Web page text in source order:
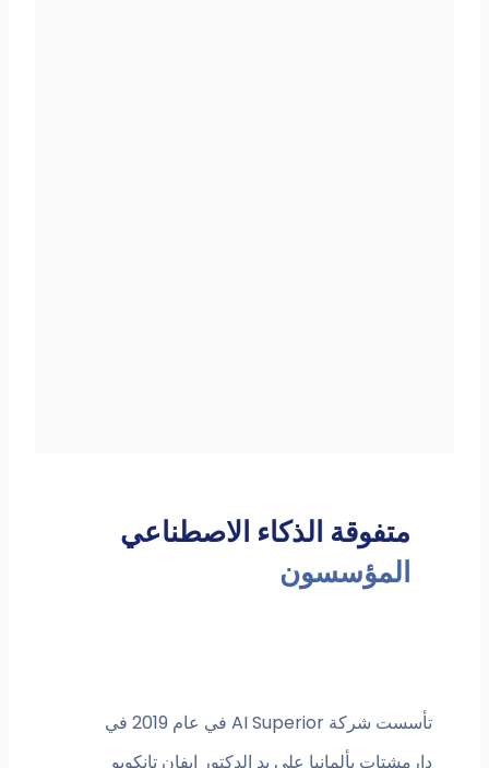
متفوقة الذكاء الاصطناعي
المؤسسون
تأسست شركة AI Superior في عام 2019 في
دارمشتات بألمانيا على يد الدكتور إيفان تانكويو